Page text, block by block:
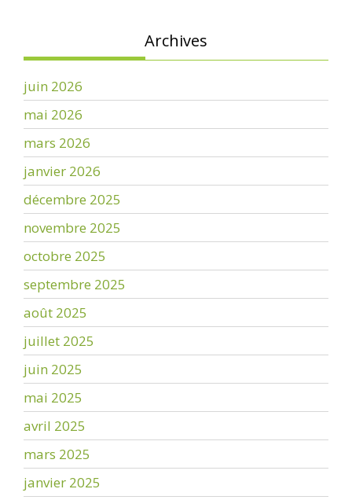
Archives
juin 2026
mai 2026
mars 2026
janvier 2026
décembre 2025
novembre 2025
octobre 2025
septembre 2025
août 2025
juillet 2025
juin 2025
mai 2025
avril 2025
mars 2025
janvier 2025